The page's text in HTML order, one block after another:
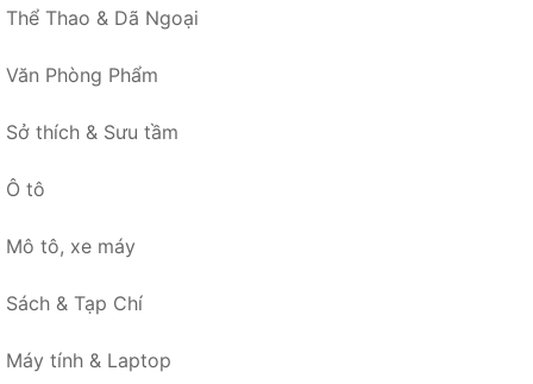
Thể Thao & Dã Ngoại
Văn Phòng Phẩm
Sở thích & Sưu tầm
Ô tô
Mô tô, xe máy
Sách & Tạp Chí
Máy tính & Laptop